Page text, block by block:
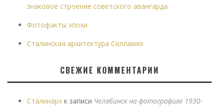
знаковое строение советского авангарда
Фотофакты эпохи
Сталинская архитектура Силламяэ
СВЕЖИЕ КОММЕНТАРИИ
Сталинарх к записи Челябинск на фотографиях 1930-